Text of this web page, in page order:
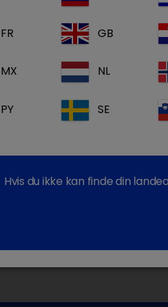
FR GB
MX NL
PY SE
Hvis du ikke kan finde din